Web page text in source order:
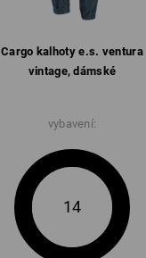
Cargo kalhoty e.s. ventura
vintage, dámské
vybavení:
14